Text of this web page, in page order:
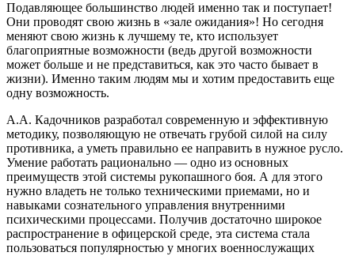
Подавляющее большинство людей именно так и поступает!
Они проводят свою жизнь в «зале ожидания»! Но сегодня
меняют свою жизнь к лучшему те, кто использует
благоприятные возможности (ведь другой возможности
может больше и не представиться, как это часто бывает в
жизни). Именно таким людям мы и хотим предоставить еще
одну возможность.
А.А. Кадочников разработал современную и эффективную
методику, позволяющую не отвечать грубой силой на силу
противника, а уметь правильно ее направить в нужное русло.
Умение работать рационально — одно из основных
преимуществ этой системы рукопашного боя. А для этого
нужно владеть не только техническими приемами, но и
навыками сознательного управления внутренними
психическими процессами. Получив достаточно широкое
распространение в офицерской среде, эта система стала
пользоваться популярностью у многих военнослужащих